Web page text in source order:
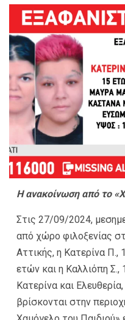
Η ανακοίνωση από το
Στις 27/09/2024,
από χώρο φιλοξενίας
Αττικής, η Κατερίνα Π.,
ετών και η Καλλιόπη Σ.,
Κατερίνα και
βρίσκονται στην